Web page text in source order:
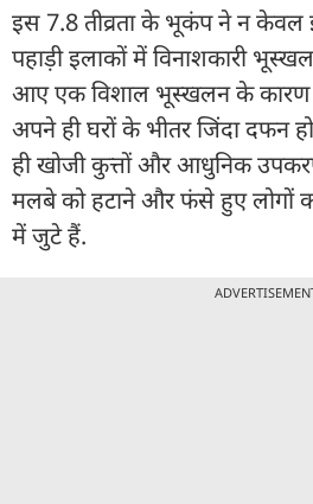
इस 7.8 तीव्रता के भूकंप ने न केवल
पहाड़ी इलाकों में विनाशकारी
आए एक विशाल भूस्खलन के
अपने ही घरों के भीतर जिंदा दफन
ही खोजी कुत्तों और आधुनिक
मलबे को हटाने और फंसे हुए लोगों
में जुटे हैं.